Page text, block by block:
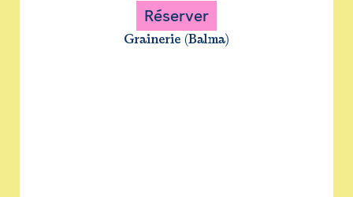
Réserver
Grainerie (Balma)